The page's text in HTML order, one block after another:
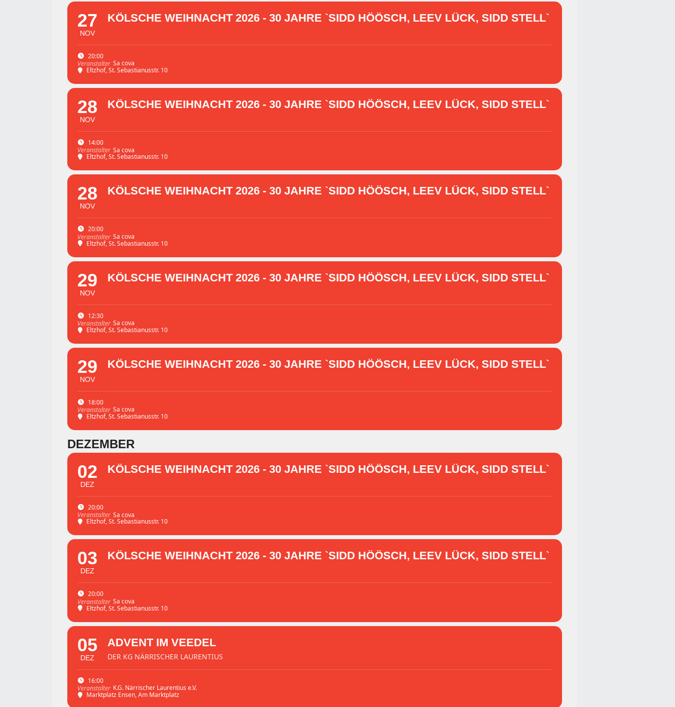
20:00
Veranstalter Sa cova
Eltzhof, St. Sebastianusstr. 10
27
NOV
KÖLSCHE WEIHNACHT 2026 - 30 JAHRE `SIDD HÖÖSCH, LEEV LÜCK, SIDD STELL`
14:00
Veranstalter Sa cova
Eltzhof, St. Sebastianusstr. 10
28
NOV
KÖLSCHE WEIHNACHT 2026 - 30 JAHRE `SIDD HÖÖSCH, LEEV LÜCK, SIDD STELL`
20:00
Veranstalter Sa cova
Eltzhof, St. Sebastianusstr. 10
28
NOV
KÖLSCHE WEIHNACHT 2026 - 30 JAHRE `SIDD HÖÖSCH, LEEV LÜCK, SIDD STELL`
12:30
Veranstalter Sa cova
Eltzhof, St. Sebastianusstr. 10
29
NOV
KÖLSCHE WEIHNACHT 2026 - 30 JAHRE `SIDD HÖÖSCH, LEEV LÜCK, SIDD STELL`
18:00
Veranstalter Sa cova
Eltzhof, St. Sebastianusstr. 10
29
NOV
KÖLSCHE WEIHNACHT 2026 - 30 JAHRE `SIDD HÖÖSCH, LEEV LÜCK, SIDD STELL`
DEZEMBER
20:00
Veranstalter Sa cova
Eltzhof, St. Sebastianusstr. 10
02
DEZ
KÖLSCHE WEIHNACHT 2026 - 30 JAHRE `SIDD HÖÖSCH, LEEV LÜCK, SIDD STELL`
20:00
Veranstalter Sa cova
Eltzhof, St. Sebastianusstr. 10
03
DEZ
KÖLSCHE WEIHNACHT 2026 - 30 JAHRE `SIDD HÖÖSCH, LEEV LÜCK, SIDD STELL`
16:00
Veranstalter K.G. Närrischer Laurentius e.V.
Marktplatz Ensen, Am Marktplatz
05
DEZ
ADVENT IM VEEDEL
DER KG NÄRRISCHER LAURENTIUS